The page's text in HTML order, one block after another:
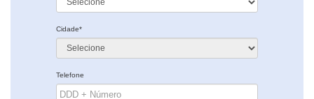
Cidade*
Telefone